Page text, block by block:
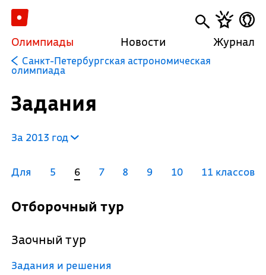
Олимпиады Новости Журнал
Санкт-Петербургская астрономическая
олимпиада
Задания
За 2013 год
Для 5 6 7 8 9 10 11 классов
Отборочный тур
Заочный тур
Задания и решения